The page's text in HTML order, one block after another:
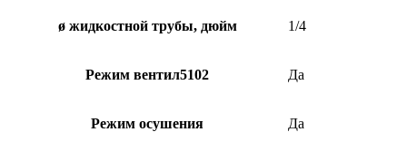
ø жидкостной трубы, дюйм 1/4
Режим вентил5102 Да
Режим осушения Да